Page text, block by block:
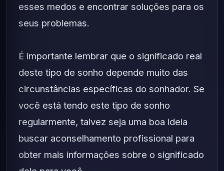
esses medos e encontrar soluções para os
seus problemas.
É importante lembrar que o significado real
deste tipo de sonho depende muito das
circunstâncias específicas do sonhador. Se
você está tendo este tipo de sonho
regularmente, talvez seja uma boa ideia
buscar aconselhamento profissional para
obter mais informações sobre o significado